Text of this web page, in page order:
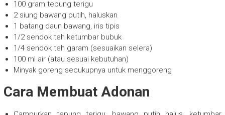
100 gram tepung terigu
2 siung bawang putih, haluskan
1 batang daun bawang, iris tipis
1/2 sendok teh ketumbar bubuk
1/4 sendok teh garam (sesuaikan selera)
100 ml air (atau sesuai kebutuhan)
Minyak goreng secukupnya untuk menggoreng
Cara Membuat Adonan